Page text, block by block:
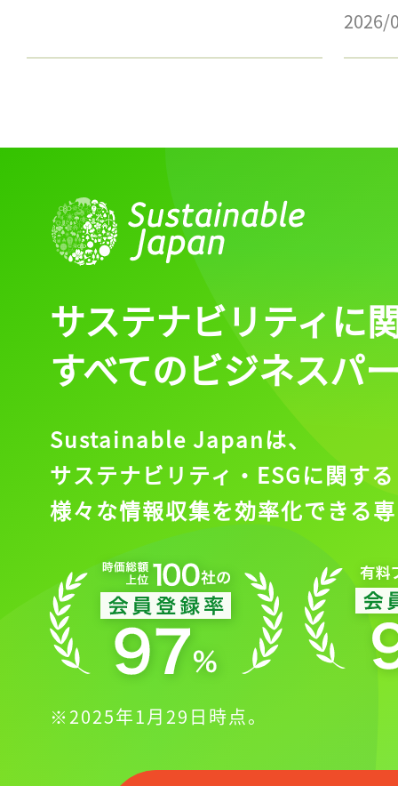
2026/
サステナビリティに
すべてのビジネスパ
Sustainable Japanは、
サステナビリティ・ESGに関する
様々な情報収集を効率化できる
※2025年1月29日時点。